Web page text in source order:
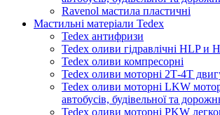
Ravenol мастила пластичні
Мастильні матеріали Tedex
Tedex антифризи
Tedex оливи гідравлічні HLP и
Tedex оливи компресорні
Tedex оливи моторні 2Т-4Т
Tedex оливи моторні LKW
автобусів, будівельної та
Tedex оливи моторні PKW